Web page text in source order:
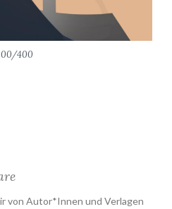
400
von Autor*Innen und Verlagen